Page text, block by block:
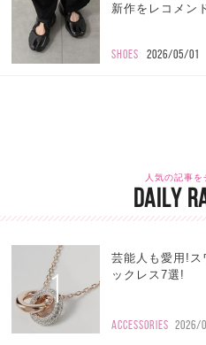
新作をレコメン
SHOES 2026/05/01
人気の記事を
DAILY
1
芸能人も愛用!ス
ックレス7選!
ACCESSORIES 2026/